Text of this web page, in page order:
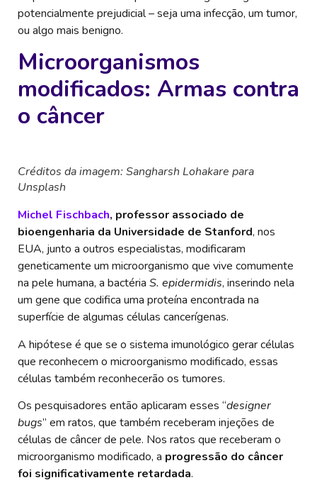
potencialmente prejudicial – seja uma infecção, um tumor,
ou algo mais benigno.
Microorganismos
modificados: Armas contra
o câncer
Créditos da imagem: Sangharsh Lohakare para
Unsplash
Michel Fischbach, professor associado de
bioengenharia da Universidade de Stanford, nos
EUA, junto a outros especialistas, modificaram
geneticamente um microorganismo que vive comumente
na pele humana, a bactéria S. epidermidis, inserindo nela
um gene que codifica uma proteína encontrada na
superfície de algumas células cancerígenas.
A hipótese é que se o sistema imunológico gerar células
que reconhecem o microorganismo modificado, essas
células também reconhecerão os tumores.
Os pesquisadores então aplicaram esses “designer
bugs” em ratos, que também receberam injeções de
células de câncer de pele. Nos ratos que receberam o
microorganismo modificado, a progressão do câncer
foi significativamente retardada.